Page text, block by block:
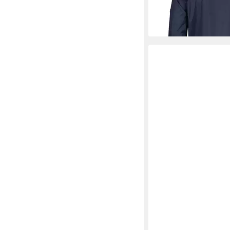
Camoflage, seitlicher